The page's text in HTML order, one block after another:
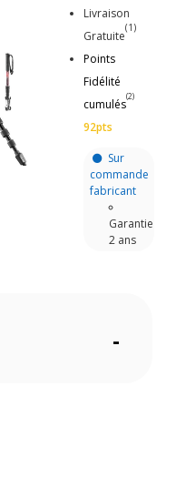
Livraison
Gratuite
(1)
Points
Fidélité
cumulés
(2)
92pts
Sur
commande
fabricant
Garantie
2 ans
-